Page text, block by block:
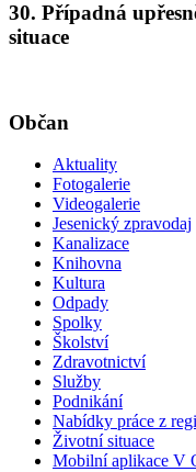
30. Případná
situace
Občan
Aktuality
Fotogalerie
Videogalerie
Jesenický zpravodaj
Kanalizace
Knihovna
Kultura
Odpady
Spolky
Školství
Zdravotnictví
Služby
Podnikání
Nabídky práce z
Životní situace
Mobilní aplikace V